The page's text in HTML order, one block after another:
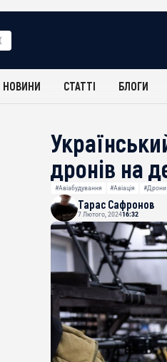
НОВИНИ СТАТТІ БЛОГИ
дрoнів на
#Авіабудування #Авіація #Дрони
Тарас Сафронов
7 Лютого, 202416:32